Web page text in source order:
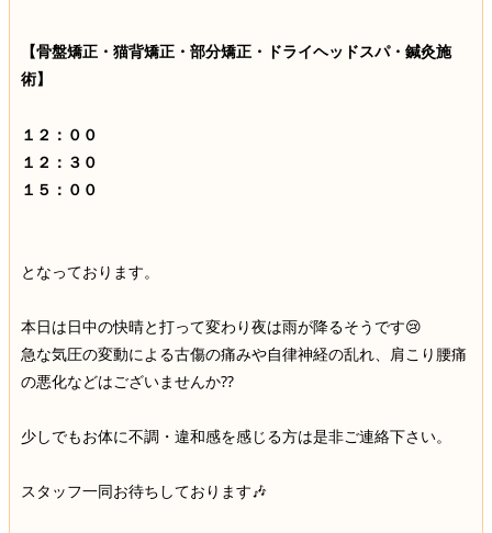
【骨盤矯正・猫背矯正・部分矯正・ドライヘッドスパ・鍼灸施
術】
１２：００
１２：３０
１５：００
となっております。
本日は日中の快晴と打って変わり夜は雨が降るそうです😢
急な気圧の変動による古傷の痛みや自律神経の乱れ、肩こり腰痛
の悪化などはございませんか⁇
少しでもお体に不調・違和感を感じる方は是非ご連絡下さい。
スタッフ一同お待ちしております🎶